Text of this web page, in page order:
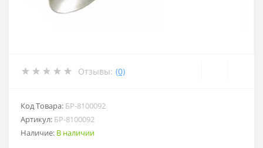
Отзывы: (0)
Код Товара: БР-8100092
Артикул: БР-8100092
Наличие: В наличии